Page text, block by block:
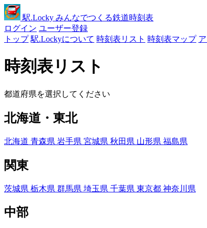
駅.Locky みんなでつくる鉄道時刻表
ログイン ユーザー登録
トップ 駅.Lockyについて 時刻表リスト 時刻表マップ
時刻表リスト
都道府県を選択してください
北海道・東北
北海道 青森県 岩手県 宮城県 秋田県 山形県 福島県
関東
茨城県 栃木県 群馬県 埼玉県 千葉県 東京都 神奈川県
中部